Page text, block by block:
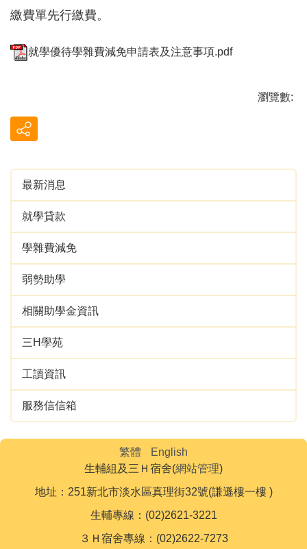
繳費單先行繳費。
就學優待學雜費減免申請表及注意事項.pdf
瀏覽數:
最新消息
就學貸款
學雜費減免
弱勢助學
相關助學金資訊
三H學苑
工讀資訊
服務信信箱
繁體
English
生輔組及三Ｈ宿舍(網站管理)
地址：251新北市淡水區真理街32號(謙遜樓一樓 )
生輔專線：(02)2621-3221
３Ｈ宿舍專線：(02)2622-7273